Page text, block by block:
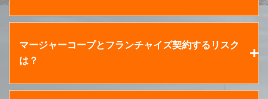
マージャーコープとフランチャイズ契約するリスク
は？